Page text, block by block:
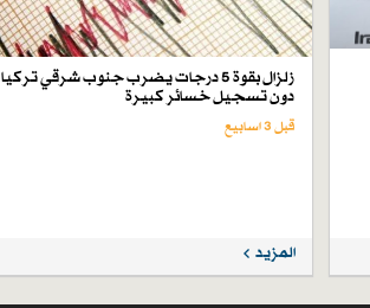
زلزال بقوة 5 درجات يضرب جنوب شرقي تركيا
دون تسجيل خسائر كبيرة
قبل 3 اسابیع
المزيد